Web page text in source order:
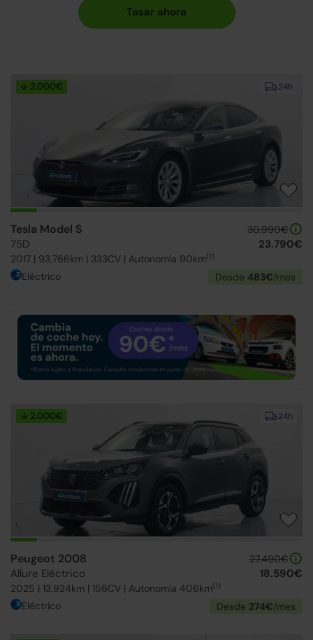
24h
↓ 2.000€
Tesla Model S
75D
2017 | 93.766km | 333CV | Autonomía 90km(1)
30.990€
23.790€
Eléctrico Desde 483€/mes
24h
↓ 2.000€
Peugeot 2008
Allure Eléctrico
2025 | 13.924km | 156CV | Autonomía 406km(1)
27.490€
18.590€
Eléctrico Desde 274€/mes